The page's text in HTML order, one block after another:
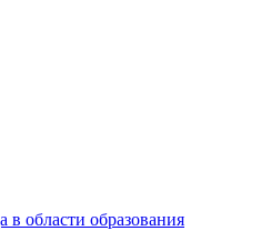
в области образования